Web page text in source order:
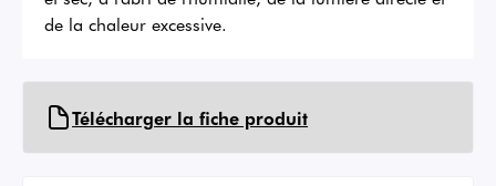
de la chaleur excessive.
Télécharger la fiche produit